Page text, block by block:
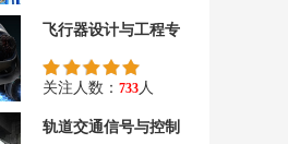
飞行器设计与工程专
关注人数： 733人
轨道交通信号与控制